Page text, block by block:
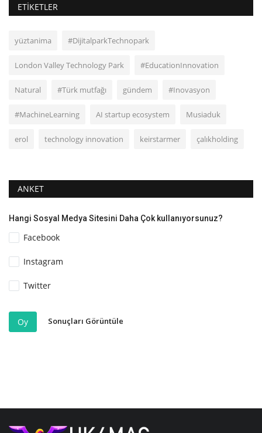
ETIKETLER
yüztanima #DijitalparkTechnopark
London Valley Technology Park #EducationInnovation
Natural #Türk mutfağı gündem #Inovasyon
#MachineLearning AI startup ecosystem Musiaduk
erol technology innovation keirstarmer çalıkholding
ANKET
Hangi Sosyal Medya Sitesini Daha Çok kullanıyorsunuz?
Facebook
Instagram
Twitter
Oy Sonuçları Görüntüle